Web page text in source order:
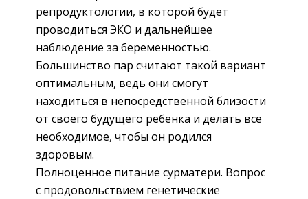
репродуктологии, в которой будет
проводиться ЭКО и дальнейшее
наблюдение за беременностью.
Большинство пар считают такой вариант
оптимальным, ведь они смогут
находиться в непосредственной близости
от своего будущего ребенка и делать все
необходимое, чтобы он родился
здоровым.
Полноценное питание сурматери. Вопрос
с продовольствием генетические